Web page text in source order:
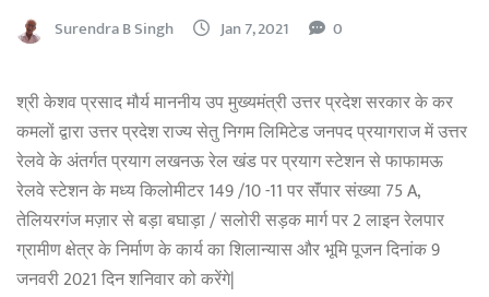
Surendra B Singh Jan 7, 2021 0
श्री केशव प्रसाद मौर्य माननीय उप मुख्यमंत्री उत्तर प्रदेश सरकार के कर
कमलों द्वारा उत्तर प्रदेश राज्य सेतु निगम लिमिटेड जनपद प्रयागराज में उत्तर
रेलवे के अंतर्गत प्रयाग लखनऊ रेल खंड पर प्रयाग स्टेशन से फाफामऊ
रेलवे स्टेशन के मध्य किलोमीटर 149 /10 -11 पर सॅंपार संख्या 75 A,
तेलियरगंज मज़ार से बड़ा बघाड़ा / सलोरी सड़क मार्ग पर 2 लाइन रेलपार
ग्रामीण क्षेत्र के निर्माण के कार्य का शिलान्यास और भूमि पूजन दिनांक 9
जनवरी 2021 दिन शनिवार को करेंगे|